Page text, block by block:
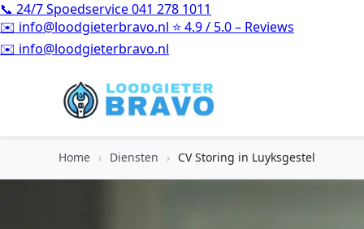
📞 24/7 Spoedservice041 278 1011
✉️ info@loodgieterbravo.nl ⭐ 4.9 / 5.0 – Reviews
⭐4.9 / 5.0 – Reviews
Home › Diensten › CV Storing in Luyksgestel